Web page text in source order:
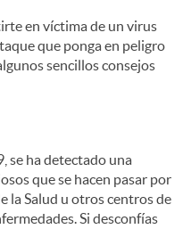
en víctima de un virus
que ponga en peligro
sencillos consejos
se ha detectado una
que se hacen pasar por
la Salud u otros centros de
Si desconfías